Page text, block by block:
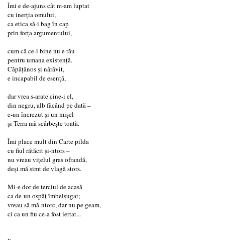
Îmi e de-ajuns cât m-am luptat
cu inerţia omului,
ca etica să-i bag în cap
prin forţa argumentului,
cum că ce-i bine nu e rău
pentru umana existenţă.
Căpăţânos şi nărăvit,
e incapabil de esenţă,
dar vrea s-arate cine-i el,
din negru, alb făcând pe dată –
e-un încrezut şi un mişel
şi Terra mă scârbeşte toată.
Îmi place mult din Carte pilda
cu fiul rătăcit şi-ntors –
nu vreau viţelul gras ofrandă,
deşi mă simt de vlagă stors.
Mi-e dor de terciul de acasă
ca de-un ospăţ îmbelşugat;
vreau să mă-ntorc, dar nu pe geam,
ci ca un fiu ce-a fost iertat...